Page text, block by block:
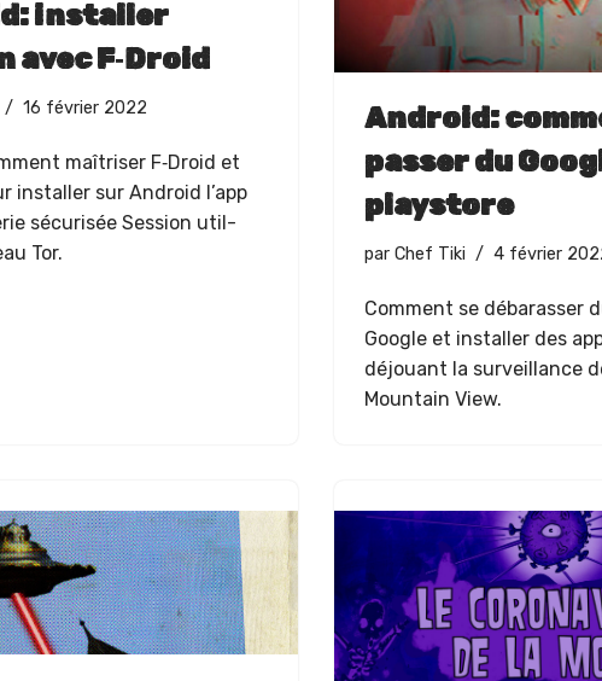
installer
avec F‑Droid
16 février 2022
maîtris­er F‑Droid et
installer sur Android l’app
sécurisée Ses­sion util­
Tor.
Android:
passer du
playstore
par Chef Tiki 4 février
Com­ment se débarass­er
Google et installer des
déjouant la sur­veil­lance
Moun­tain View.